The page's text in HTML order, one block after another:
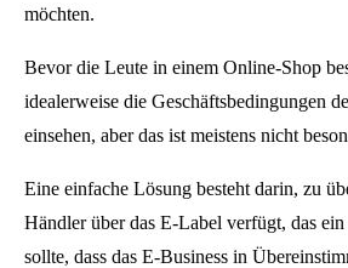
möchten.
Bevor die Leute in einem Online-Shop
idealerweise die Geschäftsbedingungen
einsehen, aber das ist meistens nicht
Eine einfache Lösung besteht darin, zu
Händler über das E-Label verfügt, das
sollte, dass das E-Business in